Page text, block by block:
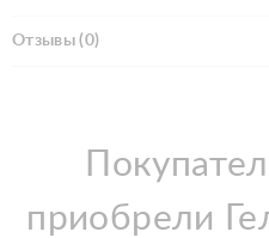
Отзывы (0)
приобрели